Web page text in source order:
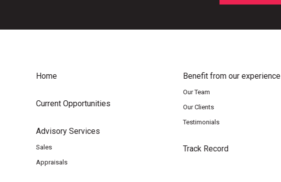
Home
Current Opportunities
Advisory Services
Sales
Appraisals
Benefit from our experience
Our Team
Our Clients
Testimonials
Track Record